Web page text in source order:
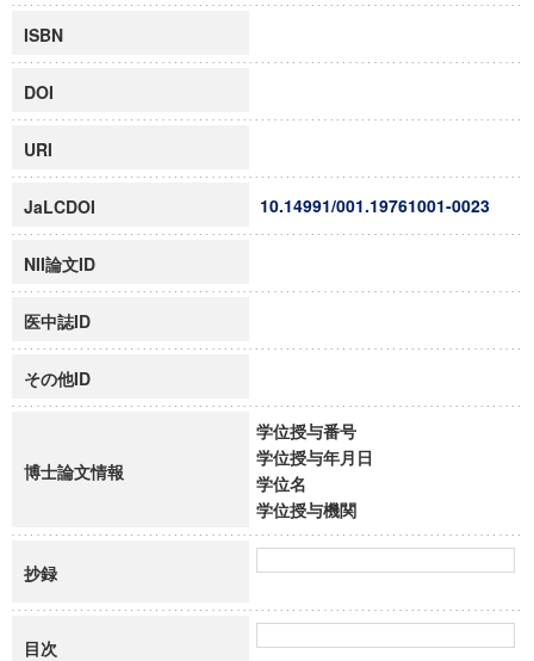
ISBN
DOI
URI
JaLCDOI 10.14991/001.19761001-0023
NII論文ID
医中誌ID
その他ID
博士論文情報
学位授与番号
学位授与年月日
学位名
学位授与機関
抄録
目次